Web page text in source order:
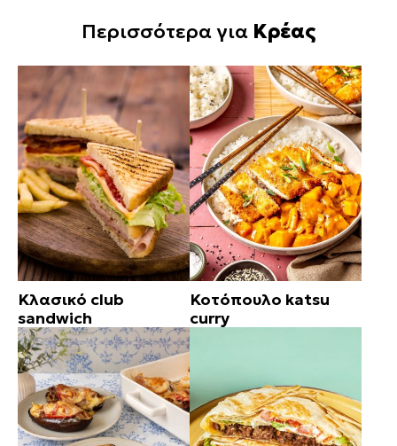
Περισσότερα για Κρέας
Κλασικό club
sandwich
Κοτόπουλο katsu
curry